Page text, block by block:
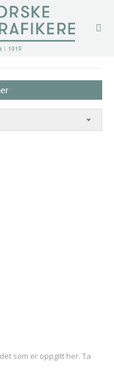
som er oppgitt her. Ta